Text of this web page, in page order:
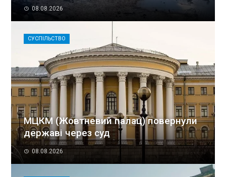
08.08.2026
СУСПІЛЬСТВО
МЦКМ (Жовтневий палац) повернули
державі через суд
08.08.2026